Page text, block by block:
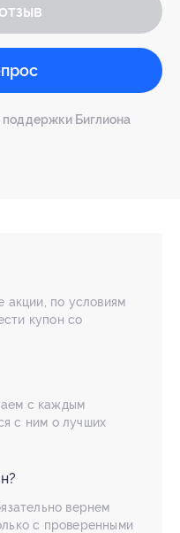
Биглиона
акции, по условиям
купон со
с каждым
с ним о лучших
вернем
с проверенными